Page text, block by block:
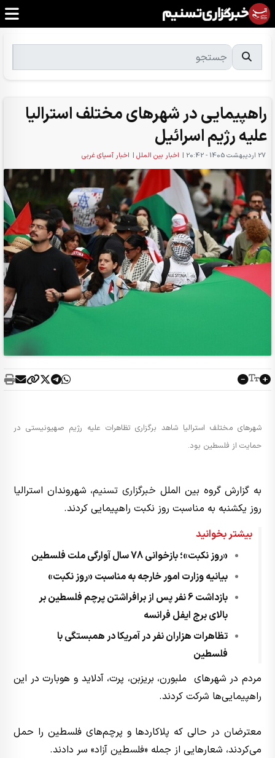
راهپیمایی در شهرهای مختلف استرالیا
علیه رژیم اسرائیل
27 ارديبهشت 1405 - 20:42 | اخبار بین الملل | اخبار آسیای غربی
شهرهای مختلف استرالیا شاهد برگزاری تظاهرات علیه رژیم صهیونیستی در
حمایت از فلسطین بود.
به گزارش گروه بین الملل خبرگزاری تسنیم، شهروندان استرالیا
روز یکشنبه به مناسبت روز نکبت راهپیمایی کردند.
بیشتر بخوانید
«روز نکبت»؛ بازخوانی 78 سال آوارگی ملت فلسطین
بیانیه وزارت امور خارجه به مناسبت «روز نکبت»
بازداشت 6 نفر پس از برافراشتن پرچم فلسطین بر
بالای برج ایفل فرانسه
تظاهرات هزاران نفر در آمریکا در همبستگی با
فلسطین
مردم در شهرهای ملبورن، بریزبن، پرت، آدلاید و هوبارت در این
راهپیمایی‌ها شرکت کردند.
معترضان در حالی که پلاکاردها و پرچم‌های فلسطین را حمل
می‌کردند، شعارهایی از جمله «فلسطین آزاد» سر دادند.